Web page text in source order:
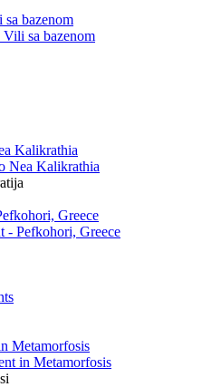
sa bazenom
Nea Kalikrathia
- Pefkohori, Greece
in Metamorfosis